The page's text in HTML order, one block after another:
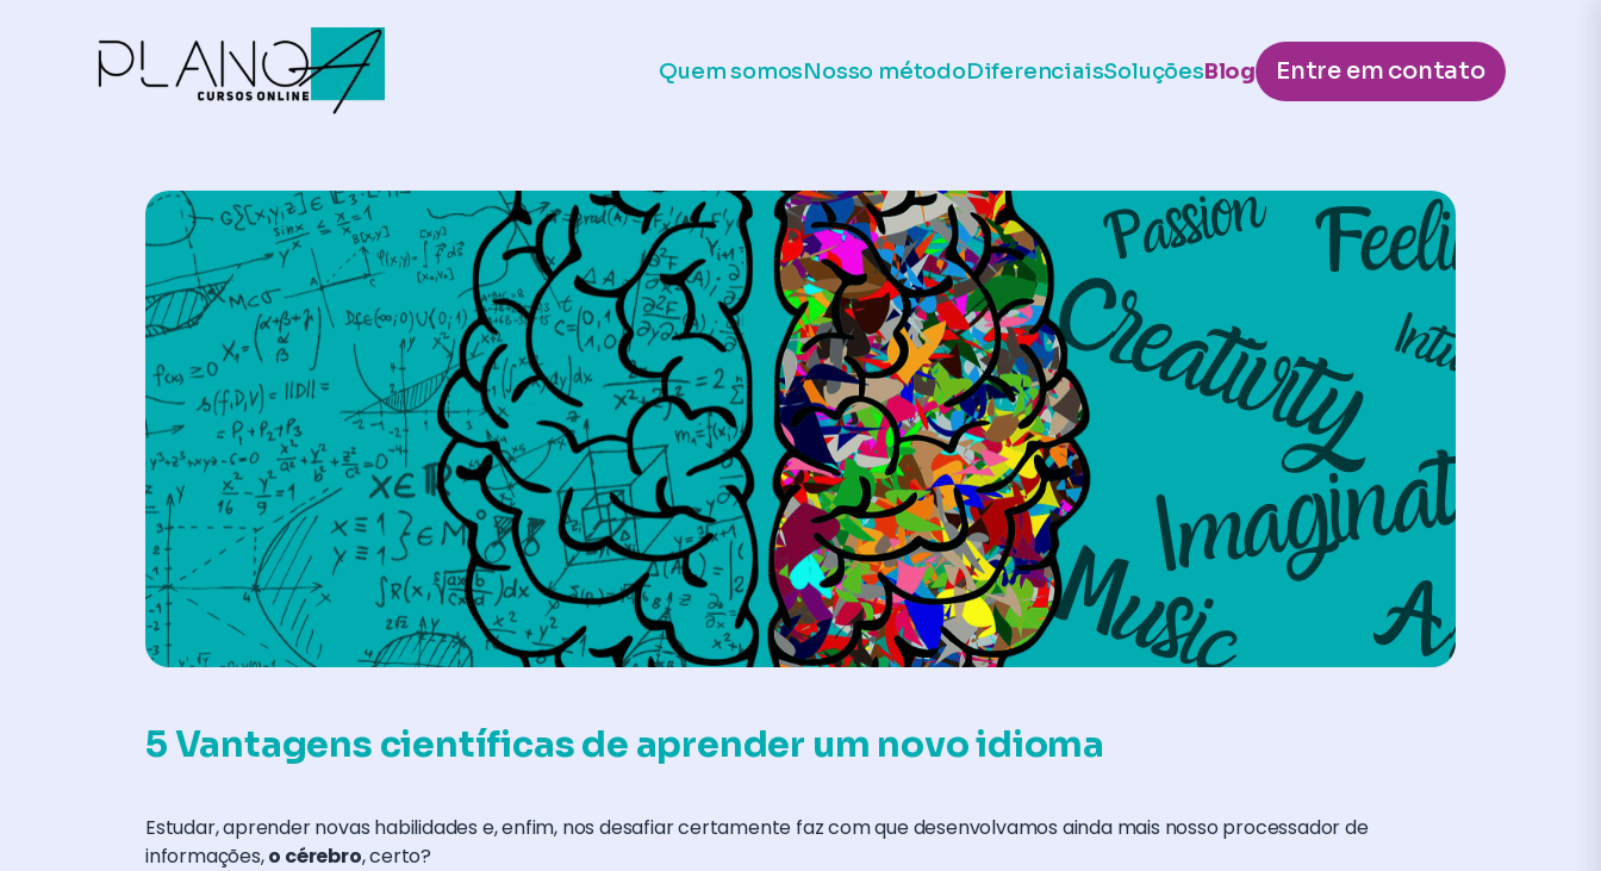
Quem somosNosso métodoDiferenciaisSoluçõesBlog Entre em contato
5 Vantagens científicas de aprender um novo idioma
Estudar, aprender novas habilidades e, enfim, nos desafiar certamente faz com que desenvolvamos ainda mais nosso processador de
informações,o cérebro, certo?